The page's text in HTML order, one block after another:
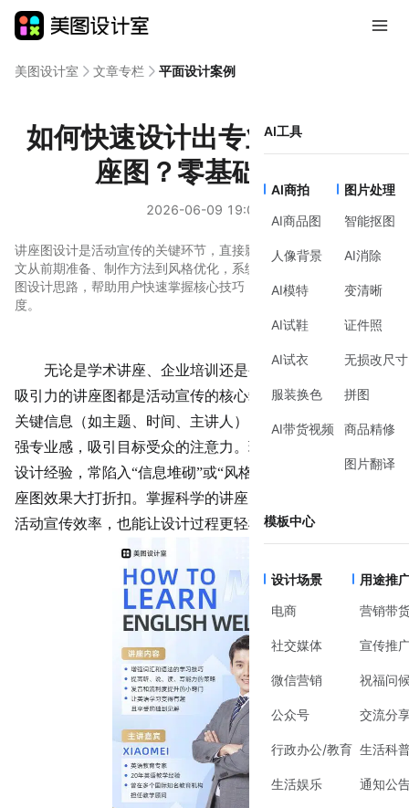
AI工具
AI商拍
AI商品图
人像背景
AI模特
AI试鞋
AI试衣
服装换色
AI带货视频
图片处理
智能抠图
AI消除
变清晰
证件照
无损改尺寸
拼图
商品精修
图片翻译
模板中心
设计场景
电商
社交媒体
微信营销
公众号
行政办公/教育
生活娱乐
用途推
营销带
宣传推
祝福问
交流分
生活科
通知公
美图设计室 文章专栏 平面设计案例
如何快速设计出专业感强的讲
座图？零基础指南
2026-06-09 19:02
讲座图设计是活动宣传的关键环节，直接影响观众的第一印象。本
文从前期准备、制作方法到风格优化，系统梳理了适合新手的讲座
图设计思路，帮助用户快速掌握核心技巧，提升设计效率与专业
度。
无论是学术讲座、企业培训还是公开课，一张清晰、有
吸引力的讲座图都是活动宣传的核心载体。它不仅需要传递
关键信息（如主题、时间、主讲人），还需通过视觉设计增
强专业感，吸引目标受众的注意力。现实中，许多人因缺乏
设计经验，常陷入“信息堆砌”或“风格混乱”的困境，导致讲
座图效果大打折扣。掌握科学的讲座图设计方法，既能提升
活动宣传效率，也能让设计过程更轻松。